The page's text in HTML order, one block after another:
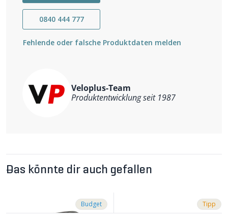
Einfach montierbar an dafür vorgesehene CUBE E-Bikes
mit X-Connect Stecker und FPI-Link-Vorbau.
Wichtigste Eigenschaften
Kompatibel nur mit CUBE e-Bikes
0840 444 777
Fehlende oder falsche Produktdaten melden
Veloplus-Team
Produktentwicklung seit 1987
Das könnte dir auch gefallen
Budget Tipp